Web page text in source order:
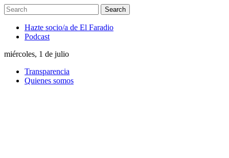
Hazte socio/a de El Faradio
Podcast
miércoles, 1 de julio
Transparencia
Quienes somos